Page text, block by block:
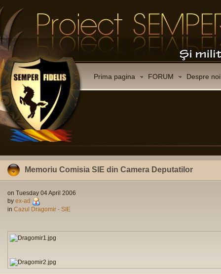
Prima pagina FORUM Despre noi
Memoriu Comisia SIE din Camera Deputatilor
on Tuesday 04 April 2006
by ex-ad
in Cazul Dragomir - SIE